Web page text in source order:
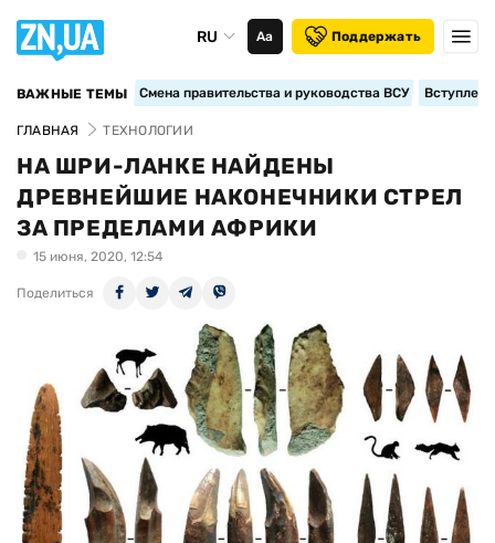
RU Аа Поддержать
ВАЖНЫЕ ТЕМЫ Смена правительства и руководства ВСУ
ГЛАВНАЯ ТЕХНОЛОГИИ
НА ШРИ-ЛАНКЕ НАЙДЕНЫ
ДРЕВНЕЙШИЕ НАКОНЕЧНИКИ СТРЕЛ
ЗА ПРЕДЕЛАМИ АФРИКИ
15 июня, 2020, 12:54
Поделиться